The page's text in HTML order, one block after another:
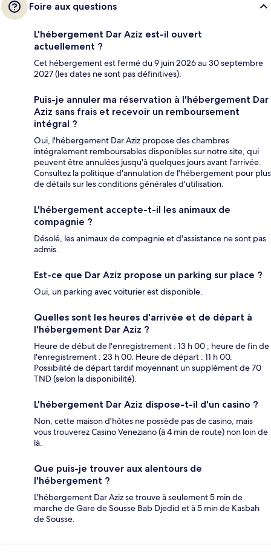
Foire aux questions
L'hébergement Dar Aziz est-il ouvert
actuellement ?
Cet hébergement est fermé du 9 juin 2026 au 30 septembre
2027 (les dates ne sont pas définitives).
Puis-je annuler ma réservation à l'hébergement Dar
Aziz sans frais et recevoir un remboursement
intégral ?
Oui, l'hébergement Dar Aziz propose des chambres
intégralement remboursables disponibles sur notre site, qui
peuvent être annulées jusqu'à quelques jours avant l'arrivée.
Consultez la politique d'annulation de l'hébergement pour plus
de détails sur les conditions générales d'utilisation.
L'hébergement accepte-t-il les animaux de
compagnie ?
Désolé, les animaux de compagnie et d'assistance ne sont pas
admis.
Est-ce que Dar Aziz propose un parking sur place ?
Oui, un parking avec voiturier est disponible.
Quelles sont les heures d'arrivée et de départ à
l'hébergement Dar Aziz ?
Heure de début de l'enregistrement : 13 h 00 ; heure de fin de
l'enregistrement : 23 h 00. Heure de départ : 11 h 00.
Possibilité de départ tardif moyennant un supplément de 70
TND (selon la disponibilité).
L'hébergement Dar Aziz dispose-t-il d'un casino ?
Non, cette maison d'hôtes ne possède pas de casino, mais
vous trouverez Casino Veneziano (à 4 min de route) non loin de
là.
Que puis-je trouver aux alentours de
l'hébergement ?
L'hébergement Dar Aziz se trouve à seulement 5 min de
marche de Gare de Sousse Bab Djedid et à 5 min de Kasbah
de Sousse.